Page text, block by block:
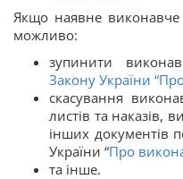
Якщо наявне виконавче
можливо:
зупинити
Закону України “
скасування
листів та наказів,
інших документів
України “Про
та інше.